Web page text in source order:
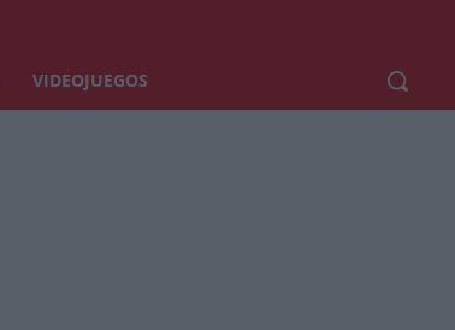
VIDEOJUEGOS